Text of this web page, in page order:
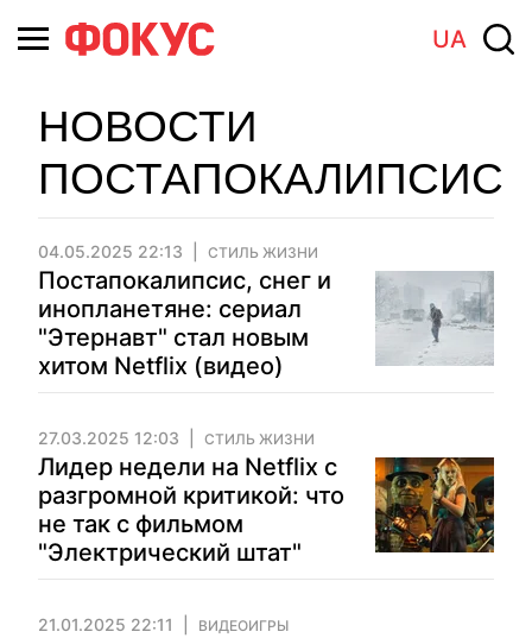
UA
НОВОСТИ
ПОСТАПОКАЛИПСИС
04.05.2025 22:13 СТИЛЬ ЖИЗНИ
Постапокалипсис, снег и
инопланетяне: сериал
"Этернавт" стал новым
хитом Netflix (видео)
27.03.2025 12:03 СТИЛЬ ЖИЗНИ
Лидер недели на Netflix с
разгромной критикой: что
не так с фильмом
"Электрический штат"
21.01.2025 22:11 ВИДЕОИГРЫ